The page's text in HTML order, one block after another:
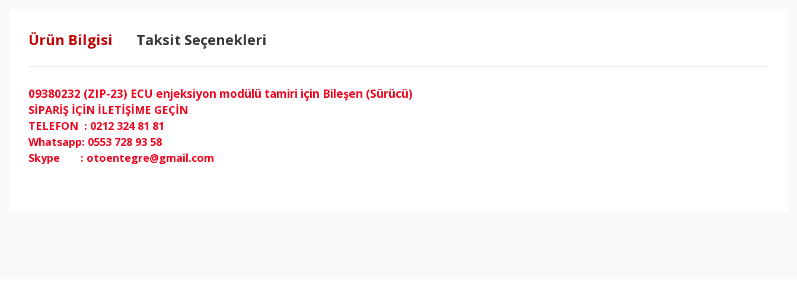
Ürün Bilgisi Taksit Seçenekleri
09380232 (ZIP-23) ECU enjeksiyon modülü tamiri için Bileşen (Sürücü)
SİPARİŞ İÇİN İLETİŞİME GEÇİN
TELEFON : 0212 324 81 81
Whatsapp: 0553 728 93 58
Skype : otoentegre@gmail.com